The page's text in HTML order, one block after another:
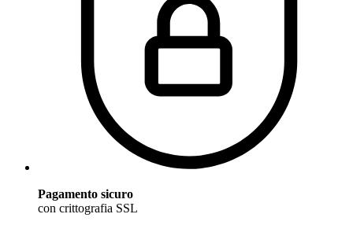
Pagamento sicuro
con crittografia SSL